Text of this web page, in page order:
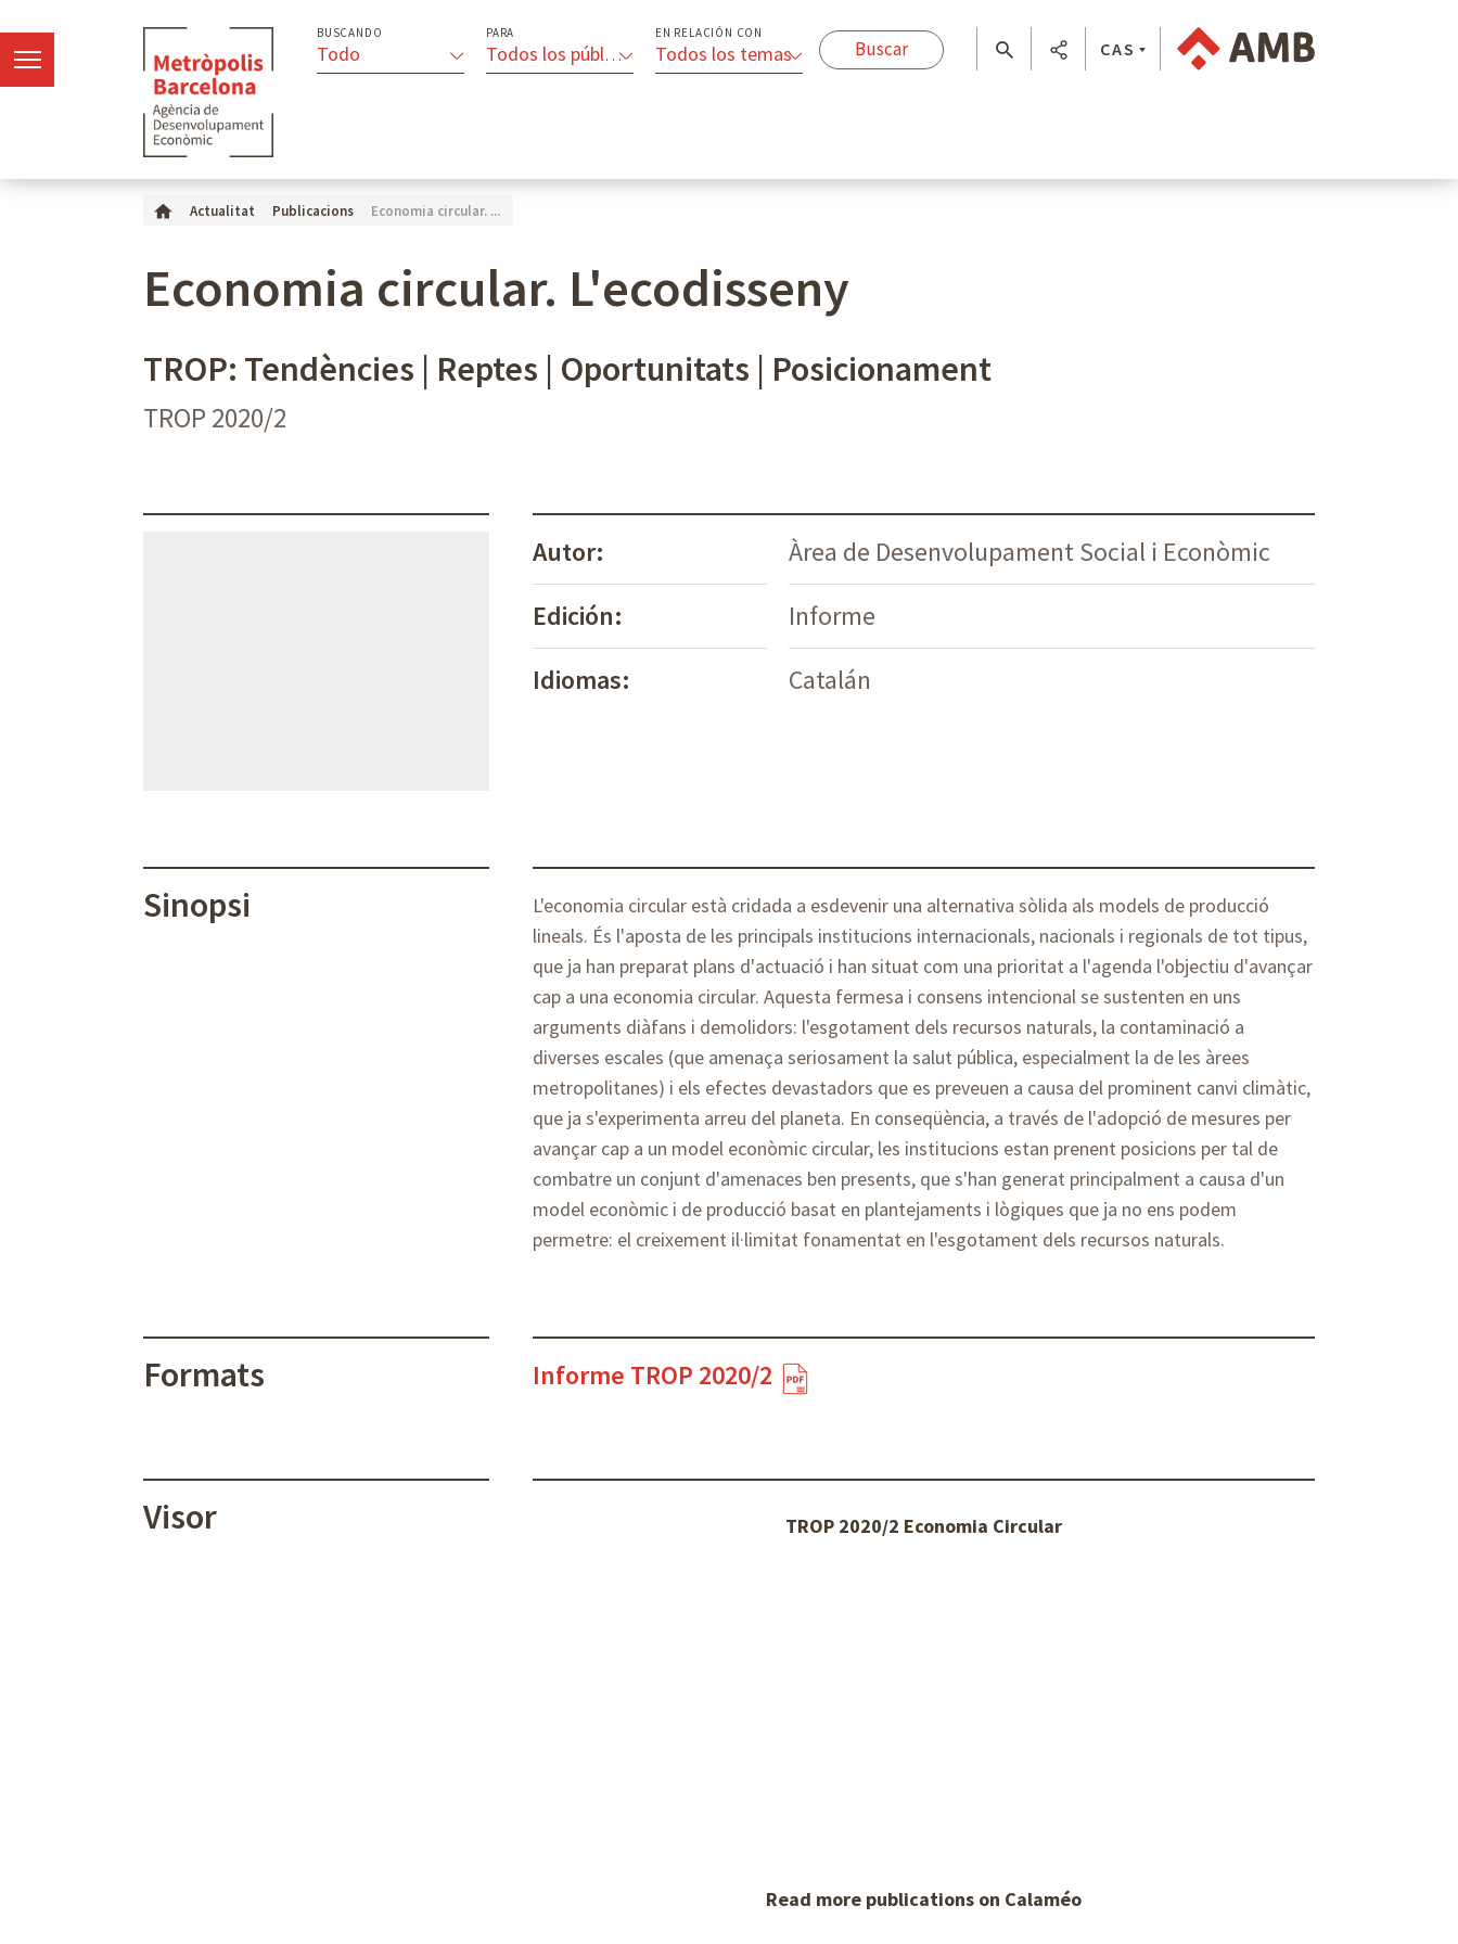
BUSCANDO
Todo
PARA
Todos los públicos
EN RELACIÓN CON
Todos los temas CAS
Actualitat Publicacions Economia circular. ...
Economia circular. L'ecodisseny
TROP: Tendències | Reptes | Oportunitats | Posicionament
TROP 2020/2
Autor:
Àrea de Desenvolupament Social i Econòmic
Edición:
Informe
Idiomas:
Catalán
Sinopsi
L'economia circular està cridada a esdevenir una alternativa sòlida als models de producció
lineals. És l'aposta de les principals institucions internacionals, nacionals i regionals de tot tipus,
que ja han preparat plans d'actuació i han situat com una prioritat a l'agenda l'objectiu d'avançar
cap a una economia circular. Aquesta fermesa i consens intencional se sustenten en uns
arguments diàfans i demolidors: l'esgotament dels recursos naturals, la contaminació a
diverses escales (que amenaça seriosament la salut pública, especialment la de les àrees
metropolitanes) i els efectes devastadors que es preveuen a causa del prominent canvi climàtic,
que ja s'experimenta arreu del planeta. En conseqüència, a través de l'adopció de mesures per
avançar cap a un model econòmic circular, les institucions estan prenent posicions per tal de
combatre un conjunt d'amenaces ben presents, que s'han generat principalment a causa d'un
model econòmic i de producció basat en plantejaments i lògiques que ja no ens podem
permetre: el creixement il·limitat fonamentat en l'esgotament dels recursos naturals.
Formats Informe TROP 2020/2
Visor TROP 2020/2 Economia Circular
Read more publications on Calaméo